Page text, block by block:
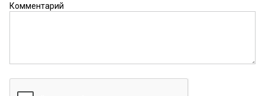
Комментарий